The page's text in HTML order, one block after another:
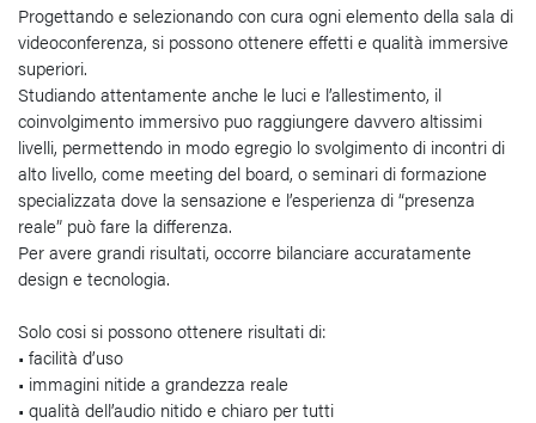
Progettando e selezionando con cura ogni elemento della sala di
videoconferenza, si possono ottenere effetti e qualità immersive
superiori.
Studiando attentamente anche le luci e l’allestimento, il
coinvolgimento immersivo puo raggiungere davvero altissimi
livelli, permettendo in modo egregio lo svolgimento di incontri di
alto livello, come meeting del board, o seminari di formazione
specializzata dove la sensazione e l’esperienza di “presenza
reale” può fare la differenza.
Per avere grandi risultati, occorre bilanciare accuratamente
design e tecnologia.
Solo cosi si possono ottenere risultati di:
• facilità d’uso
• immagini nitide a grandezza reale
• qualità dell’audio nitido e chiaro per tutti